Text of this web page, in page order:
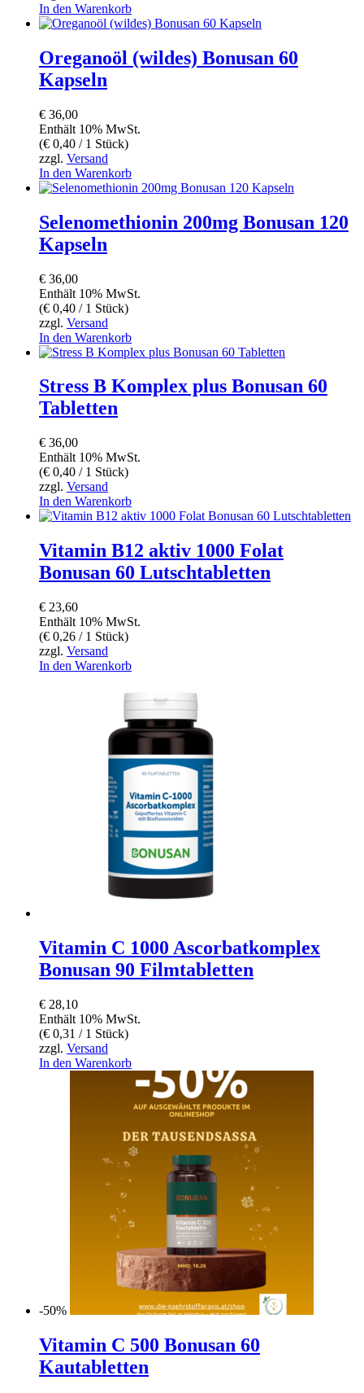
In den Warenkorb
Oreganoöl (wildes) Bonusan 60
Kapseln
€ 36,00
Enthält 10% MwSt.
(€ 0,40 / 1 Stück)
zzgl. Versand
In den Warenkorb
Selenomethionin 200mg Bonusan 120
Kapseln
€ 36,00
Enthält 10% MwSt.
(€ 0,40 / 1 Stück)
zzgl. Versand
In den Warenkorb
Stress B Komplex plus Bonusan 60
Tabletten
€ 36,00
Enthält 10% MwSt.
(€ 0,40 / 1 Stück)
zzgl. Versand
In den Warenkorb
Vitamin B12 aktiv 1000 Folat
Bonusan 60 Lutschtabletten
€ 23,60
Enthält 10% MwSt.
(€ 0,26 / 1 Stück)
zzgl. Versand
In den Warenkorb
Vitamin C 1000 Ascorbatkomplex
Bonusan 90 Filmtabletten
€ 28,10
Enthält 10% MwSt.
(€ 0,31 / 1 Stück)
zzgl. Versand
In den Warenkorb
-50%
Vitamin C 500 Bonusan 60
Kautabletten